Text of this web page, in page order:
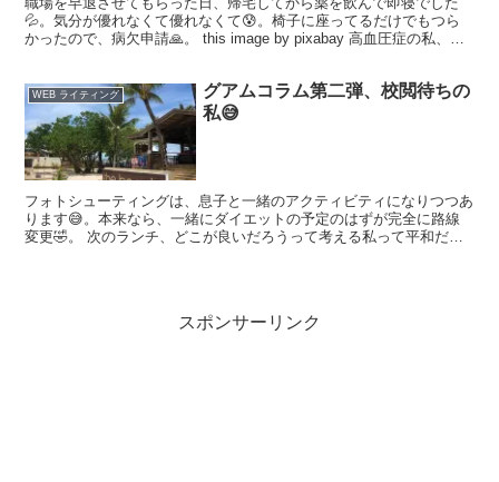
💦。気分が優れなくて優れなくて😰。椅子に座ってるだけでもつら
かったので、病欠申請🙏。 this image by pixabay 高血圧症の私、気
WEB ライティング
グアムコラム第二弾、校閲待ちの
私😅
フォトシューティングは、息子と一緒のアクティビティになりつつあ
ります😅。本来なら、一緒にダイエットの予定のはずが完全に路線
変更🤣。 次のランチ、どこが良いだろうって考える私って平和だね
スポンサーリンク